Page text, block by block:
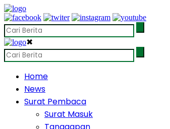
✖
Home
News
Surat Pembaca
Surat Masuk